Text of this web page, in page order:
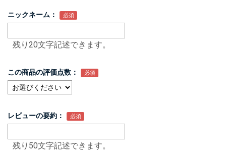
ニックネーム：
残り20文字記述できます。
この商品の評価点数：
レビューの要約：
残り50文字記述できます。